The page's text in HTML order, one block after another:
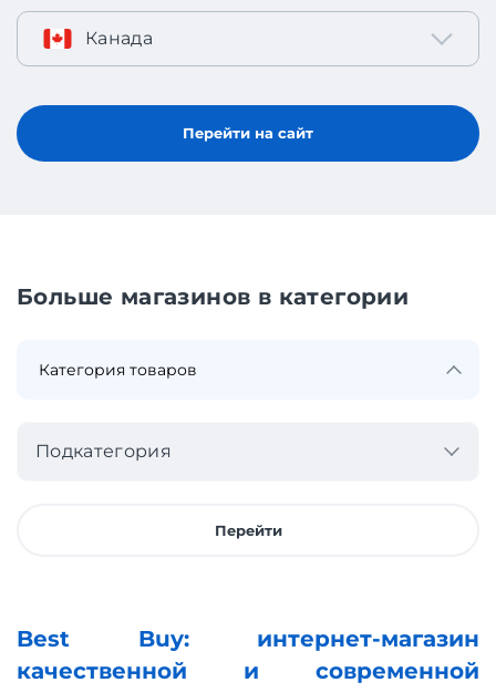
Канада
Перейти на сайт
Больше магазинов в категории
Подкатегория
Перейти
Best Buy: интернет-магазин
качественной и современной